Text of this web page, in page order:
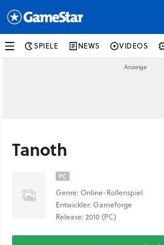
SPIELE NEWS VIDEOS
Tanoth
PC
Genre: Online-Rollenspiel
Entwickler: Gameforge
Release: 2010 (PC)